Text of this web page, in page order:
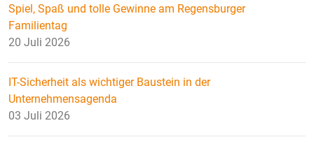
Spiel, Spaß und tolle Gewinne am Regensburger
Familientag
20 Juli 2026
IT-Sicherheit als wichtiger Baustein in der
Unternehmensagenda
03 Juli 2026